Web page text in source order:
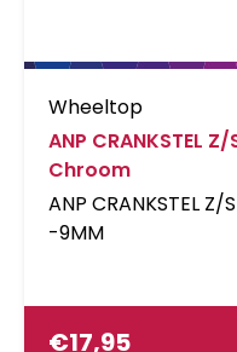
Wheeltop
ANP CRANKSTEL
Chroom
ANP CRANKSTEL Z/
-9MM
€17,95